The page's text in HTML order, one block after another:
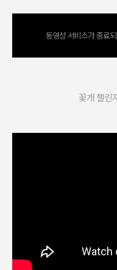
동영상 서비스가 종료
꽃개 챌린